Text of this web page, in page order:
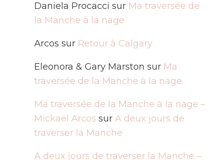
Daniela Procacci sur Ma traversée de
la Manche à la nage
Arcos sur Retour à Calgary
Eleonora & Gary Marston sur Ma
traversée de la Manche à la nage
Ma traversée de la Manche à la nage –
Mickaël Arcos sur A deux jours de
traverser la Manche
A deux jours de traverser la Manche –